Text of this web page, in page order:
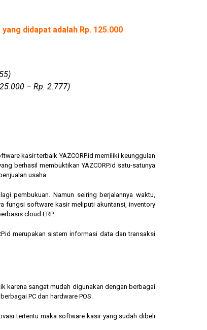
didapat adalah Rp. 125.000
– Rp. 2.777)
kasir terbaik YAZCORP.id memiliki keunggulan
berhasil membuktikan YAZCORP.id satu-satunya
usaha.
pembukuan. Namun seiring berjalannya waktu,
fungsi software kasir meliputi akuntansi, inventory
cloud ERP.
merupakan sistem informasi data dan transaksi
karena sangat mudah digunakan dengan berbagai
PC dan hardware POS.
tertentu maka software kasir yang sudah dibeli